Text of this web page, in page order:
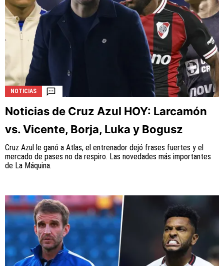
NOTICIAS
Noticias de Cruz Azul HOY: Larcamón
vs. Vicente, Borja, Luka y Bogusz
Cruz Azul le ganó a Atlas, el entrenador dejó frases fuertes y el
mercado de pases no da respiro. Las novedades más importantes
de La Máquina.